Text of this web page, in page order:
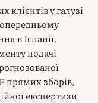
клієнтів у галузі
в Іспанії.
подачі
прямих зборів,
експертизи.